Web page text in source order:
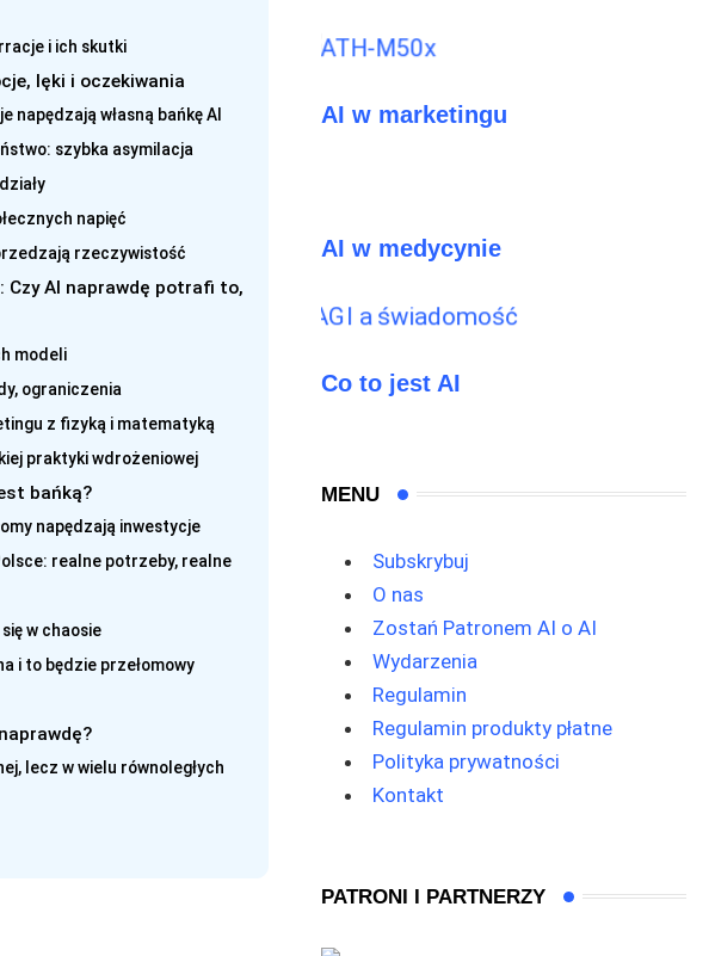
i ich skutki
lęki i oczekiwania
napędzają własną bańkę AI
szybka asymilacja
napięć
rzeczywistość
Czy AI naprawdę potrafi to,
modeli
ograniczenia
z fizyką i matematyką
praktyki wdrożeniowej
bańką?
napędzają inwestycje
realne potrzeby, realne
w chaosie
i to będzie przełomowy
lecz w wielu równoległych
AI w marketingu
AI w medycynie
Co to jest AI
MENU
Subskrybuj
O nas
Zostań Patronem AI o AI
Wydarzenia
Regulamin
Regulamin produkty płatne
Polityka prywatności
Kontakt
PATRONI I PARTNERZY